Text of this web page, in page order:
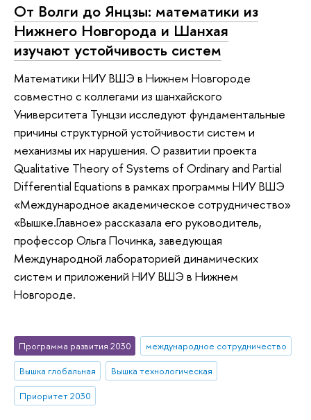
От Волги до Янцзы: математики из
Нижнего Новгорода и Шанхая
изучают устойчивость систем
Математики НИУ ВШЭ в Нижнем Новгороде
совместно с коллегами из шанхайского
Университета Тунцзи исследуют фундаментальные
причины структурной устойчивости систем и
механизмы их нарушения. О развитии проекта
Qualitative Theory of Systems of Ordinary and Partial
Differential Equations в рамках программы НИУ ВШЭ
«Международное академическое сотрудничество»
«Вышке.Главное» рассказала его руководитель,
профессор Ольга Починка, заведующая
Международной лабораторией динамических
систем и приложений НИУ ВШЭ в Нижнем
Новгороде.
Программа развития 2030
международное сотрудничество
Вышка глобальная
Вышка технологическая
Приоритет 2030